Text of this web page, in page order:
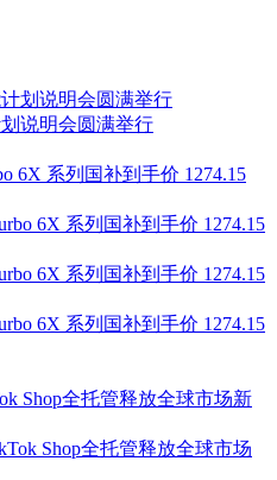
说明会圆满举行
6X 系列国补到手价 1274.15
Shop全托管释放全球市场新